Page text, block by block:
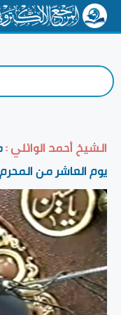
الشيخ أحمد الوائلي :
يوم العاشر من